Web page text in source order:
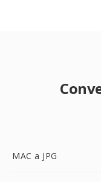
MAC a JPG